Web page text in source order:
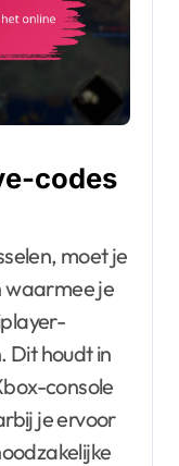
codes
moet je
waarmee je
Dit houdt in
console
je ervoor